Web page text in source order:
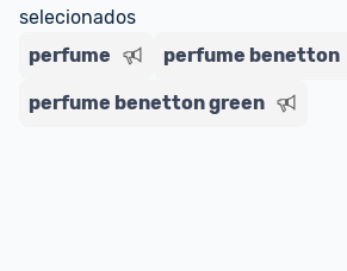
selecionados
perfume
perfume benetton
perfume benetton green